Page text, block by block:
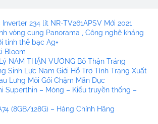
234 lít NR-TV261APSV Mới 2021
vòng cung Panorama , Công nghệ kháng
tinh thể bạc Ag+
Bloom
NAM THẬN VƯƠNG Bổ Thận Tráng
Sinh Lực Nam Giới Hỗ Trợ Tình Trạng Xuất
Lưng Mỏi Gối Chậm Mãn Dục
Superthin – Mỏng – Kiểu truyền thống –
(8GB/128G) – Hàng Chính Hãng